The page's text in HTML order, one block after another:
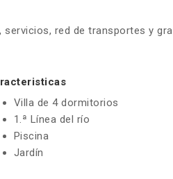
red de transportes y
Villa de 4 dormitorios
1.ª Línea del río
Piscina
Jardín